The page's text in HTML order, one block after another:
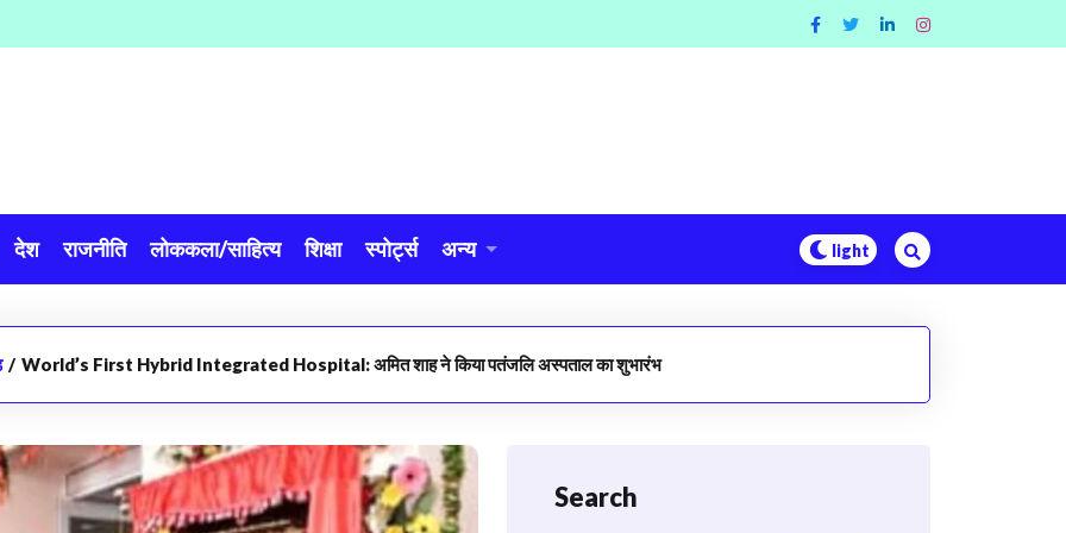
देश राजनीति लोककला/साहित्य शिक्षा स्पोर्ट्स अन्य
/ World’s First Hybrid Integrated Hospital: अमित शाह ने किया पतंजलि अस्पताल का शुभारंभ
Search